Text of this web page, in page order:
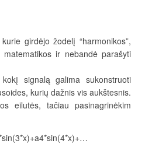
girdėjo žodelį “harmonikos”,
ir nebandė parašyti
signalą galima sukonstruoti
kurių dažnis vis aukštesnis.
eilutės, tačiau pasinagrinėkim